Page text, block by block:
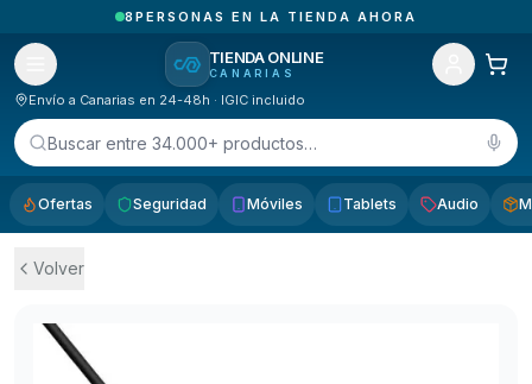
PEDIDOS RECIBIDOS HOY EN CANARIAS
TIENDA ONLINE
CANARIAS
Envío a Canarias en 24-48h · IGIC incluido
Buscar entre 34.000+ productos…
Ofertas Seguridad Móviles Tablets Audio
Volver